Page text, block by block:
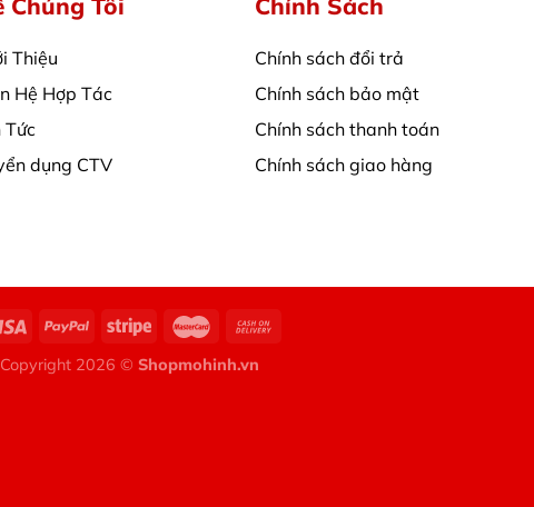
Thiệu
Hệ Hợp Tác
Tức
dụng CTV
Chính sách đổi trả
Chính sách bảo mật
Chính sách thanh toán
Chính sách giao hàng
Copyright 2026 © Shopmohinh.vn